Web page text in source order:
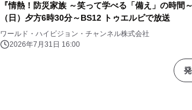
『情熱！防災家族 ～笑って学べる「備え」の時間
（日）夕方6時30分～BS12 トゥエルビで放送
ワールド・ハイビジョン・チャンネル株式会社
2026年7月31日 16:00